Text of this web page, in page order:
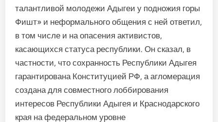
талантливой молодежи Адыгеи у подножия горы
Фишт» и неформального общения с ней ответил,
в том числе и на опасения активистов,
касающихся статуса республики. Он сказал, в
частности, что сохранность Республики Адыгея
гарантирована Конституцией РФ, а агломерация
создана для совместного лоббирования
интересов Республики Адыгея и Краснодарского
края на федеральном уровне